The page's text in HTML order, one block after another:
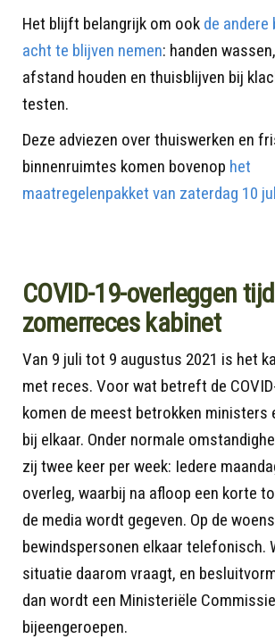
Het blijft belangrijk om ook de
acht te blijven nemen: handen
afstand houden en thuisblijven bij
testen.
Deze adviezen over thuiswerken en
binnenruimtes komen bovenop het
maatregelenpakket van zaterdag 10
COVID-19-overleggen
zomerreces kabinet
Van 9 juli tot 9 augustus 2021 is het
met reces. Voor wat betreft de
komen de meest betrokken ministers
bij elkaar. Onder normale
zij twee keer per week: Iedere
overleg, waarbij na afloop een korte
de media wordt gegeven. Op de
bewindspersonen elkaar telefonisch.
situatie daarom vraagt, en
dan wordt een Ministeriële
bijeengeroepen.